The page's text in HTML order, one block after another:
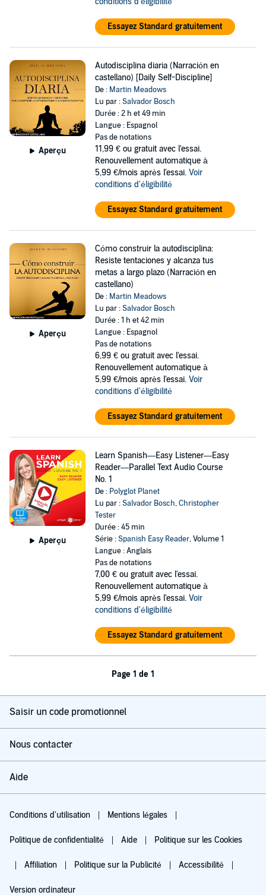
Essayez Standard gratuitement
Aperçu
Autodisciplina diaria (Narración en
castellano) [Daily Self-Discipline]
De : Martin Meadows
Lu par :Salvador Bosch
Durée : 2 h et 49 min
Langue : Espagnol
Pas de notations
11,99 € ou gratuit avec l'essai.
Renouvellement automatique à
5,99 €/mois après l'essai. Voir
conditions d'éligibilité
Essayez Standard gratuitement
Aperçu
Cómo construir la autodisciplina:
Resiste tentaciones y alcanza tus
metas a largo plazo (Narración en
castellano)
De : Martin Meadows
Lu par :Salvador Bosch
Durée : 1 h et 42 min
Langue : Espagnol
Pas de notations
6,99 € ou gratuit avec l'essai.
Renouvellement automatique à
5,99 €/mois après l'essai. Voir
conditions d'éligibilité
Essayez Standard gratuitement
Aperçu
Learn Spanish—Easy Listener—Easy
Reader—Parallel Text Audio Course
No. 1
De : Polyglot Planet
Lu par :Salvador Bosch,Christopher
Tester
Durée : 45 min
Série :Spanish Easy Reader, Volume 1
Langue : Anglais
Pas de notations
7,00 € ou gratuit avec l'essai.
Renouvellement automatique à
5,99 €/mois après l'essai. Voir
conditions d'éligibilité
Essayez Standard gratuitement
Page 1 de 1
Saisir un code promotionnel
Nous contacter
Aide
Conditions d'utilisation Mentions légales
Politique de confidentialité Aide Politique sur les Cookies
Affiliation Politique sur la Publicité Accessibilité
Version ordinateur